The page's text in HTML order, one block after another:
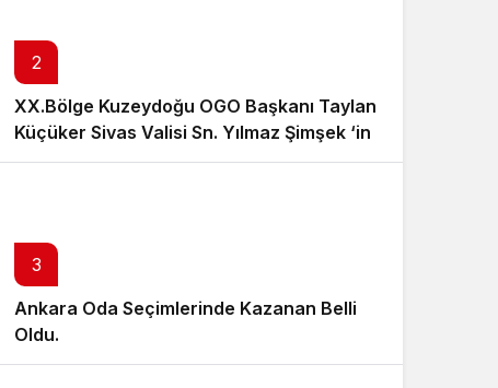
2
XX.Bölge Kuzeydoğu OGO Başkanı Taylan
Küçüker Sivas Valisi Sn. Yılmaz Şimşek ‘in
ev sahipliğinde bayramlaşma törenine
3
Ankara Oda Seçimlerinde Kazanan Belli
Oldu.